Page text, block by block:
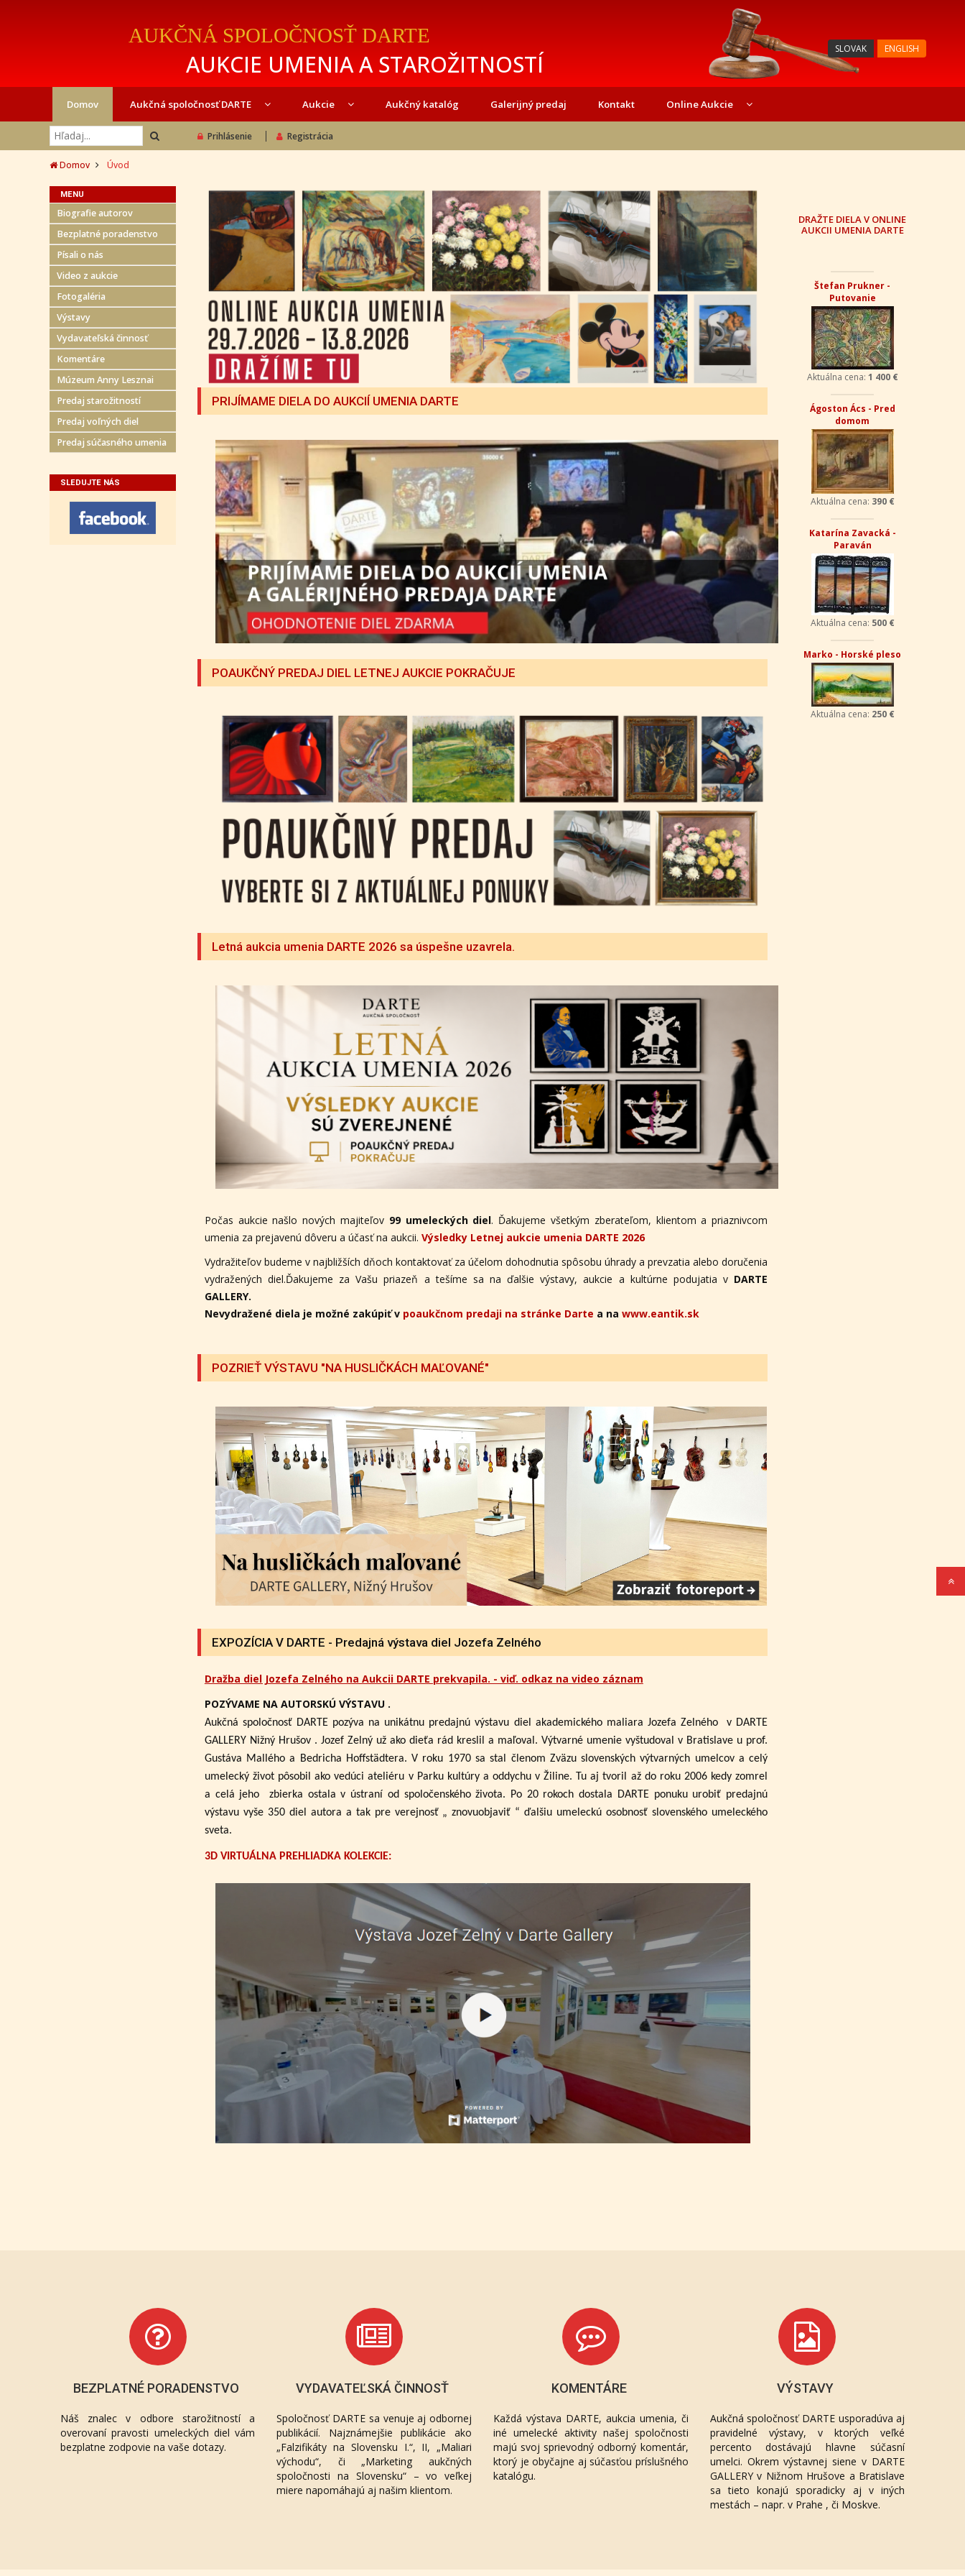
AUKČNÁ SPOLOČNOSŤ DARTE
AUKCIE UMENIA A STAROŽITNOSTÍ
SLOVAK ENGLISH
Domov Aukčná spoločnosť DARTE Aukcie Aukčný katalóg Galerijný predaj Kontakt Online Aukcie
Prihlásenie Registrácia
Domov Úvod
MENU
Biografie autorov
Bezplatné poradenstvo
Písali o nás
Video z aukcie
Fotogaléria
Výstavy
Vydavateľská činnosť
Komentáre
Múzeum Anny Lesznai
Predaj starožitností
Predaj voľných diel
Predaj súčasného umenia
SLEDUJTE NÁS
PRIJÍMAME DIELA DO AUKCIÍ UMENIA DARTE
POAUKČNÝ PREDAJ DIEL LETNEJ AUKCIE POKRAČUJE
Letná aukcia umenia DARTE 2026 sa úspešne uzavrela.
Počas aukcie našlo nových majiteľov 99 umeleckých diel. Ďakujeme všetkým zberateľom, klientom a priaznivcom
umenia za prejavenú dôveru a účasť na aukcii. Výsledky Letnej aukcie umenia DARTE 2026
Vydražiteľov budeme v najbližších dňoch kontaktovať za účelom dohodnutia spôsobu úhrady a prevzatia alebo doručenia
vydražených diel.Ďakujeme za Vašu priazeň a tešíme sa na ďalšie výstavy, aukcie a kultúrne podujatia v DARTE
GALLERY.
Nevydražené diela je možné zakúpiť v poaukčnom predaji na stránke Darte a na www.eantik.sk
POZRIEŤ VÝSTAVU "NA HUSLIČKÁCH MAĽOVANÉ"
EXPOZÍCIA V DARTE - Predajná výstava diel Jozefa Zelného
Dražba diel Jozefa Zelného na Aukcii DARTE prekvapila. - viď. odkaz na video záznam
POZÝVAME NA AUTORSKÚ VÝSTAVU .
Aukčná spoločnosť DARTE pozýva na unikátnu predajnú výstavu diel akademického maliara Jozefa Zelného
v DARTE
GALLERY Nižný Hrušov . Jozef Zelný už ako dieťa rád kreslil a maľoval. Výtvarné umenie vyštudoval v Bratislave u prof.
Gustáva Mallého a Bedricha Hoffstädtera. V roku 1970 sa stal členom Zväzu slovenských výtvarných umelcov a celý
umelecký život pôsobil ako vedúci ateliéru v Parku kultúry a oddychu v Žiline. Tu aj tvoril až do roku 2006 kedy zomrel
a celá jeho zbierka ostala v ústraní od spoločenského života. Po 20 rokoch dostala DARTE ponuku urobiť predajnú
výstavu vyše 350 diel autora a tak pre verejnosť „ znovuobjaviť “ ďalšiu umeleckú osobnosť slovenského umeleckého
sveta.
3D VIRTUÁLNA PREHLIADKA KOLEKCIE:
DRAŽTE DIELA V ONLINE
AUKCII UMENIA DARTE
Štefan Prukner -
Putovanie
Aktuálna cena: 1 400 €
Ágoston Ács - Pred
domom
Aktuálna cena: 390 €
Katarína Zavacká -
Paraván
Aktuálna cena: 500 €
Marko - Horské pleso
Aktuálna cena: 250 €
BEZPLATNÉ PORADENSTVO
Náš znalec v odbore starožitností a
overovaní pravosti umeleckých diel vám
bezplatne zodpovie na vaše dotazy.
VYDAVATEĽSKÁ ČINNOSŤ
Spoločnosť DARTE sa venuje aj odbornej
publikácií. Najznámejšie publikácie ako
„Falzifikáty na Slovensku I.“, II, „Maliari
východu“, či „Marketing aukčných
spoločnosti na Slovensku“ – vo veľkej
miere napomáhajú aj našim klientom.
KOMENTÁRE
Každá výstava DARTE, aukcia umenia, či
iné umelecké aktivity našej spoločnosti
majú svoj sprievodný odborný komentár,
ktorý je obyčajne aj súčasťou príslušného
katalógu.
VÝSTAVY
Aukčná spoločnosť DARTE usporadúva aj
pravidelné výstavy, v ktorých veľké
percento dostávajú hlavne súčasní
umelci. Okrem výstavnej siene v DARTE
GALLERY v Nižnom Hrušove a Bratislave
sa tieto konajú sporadicky aj v iných
mestách – napr. v Prahe , či Moskve.